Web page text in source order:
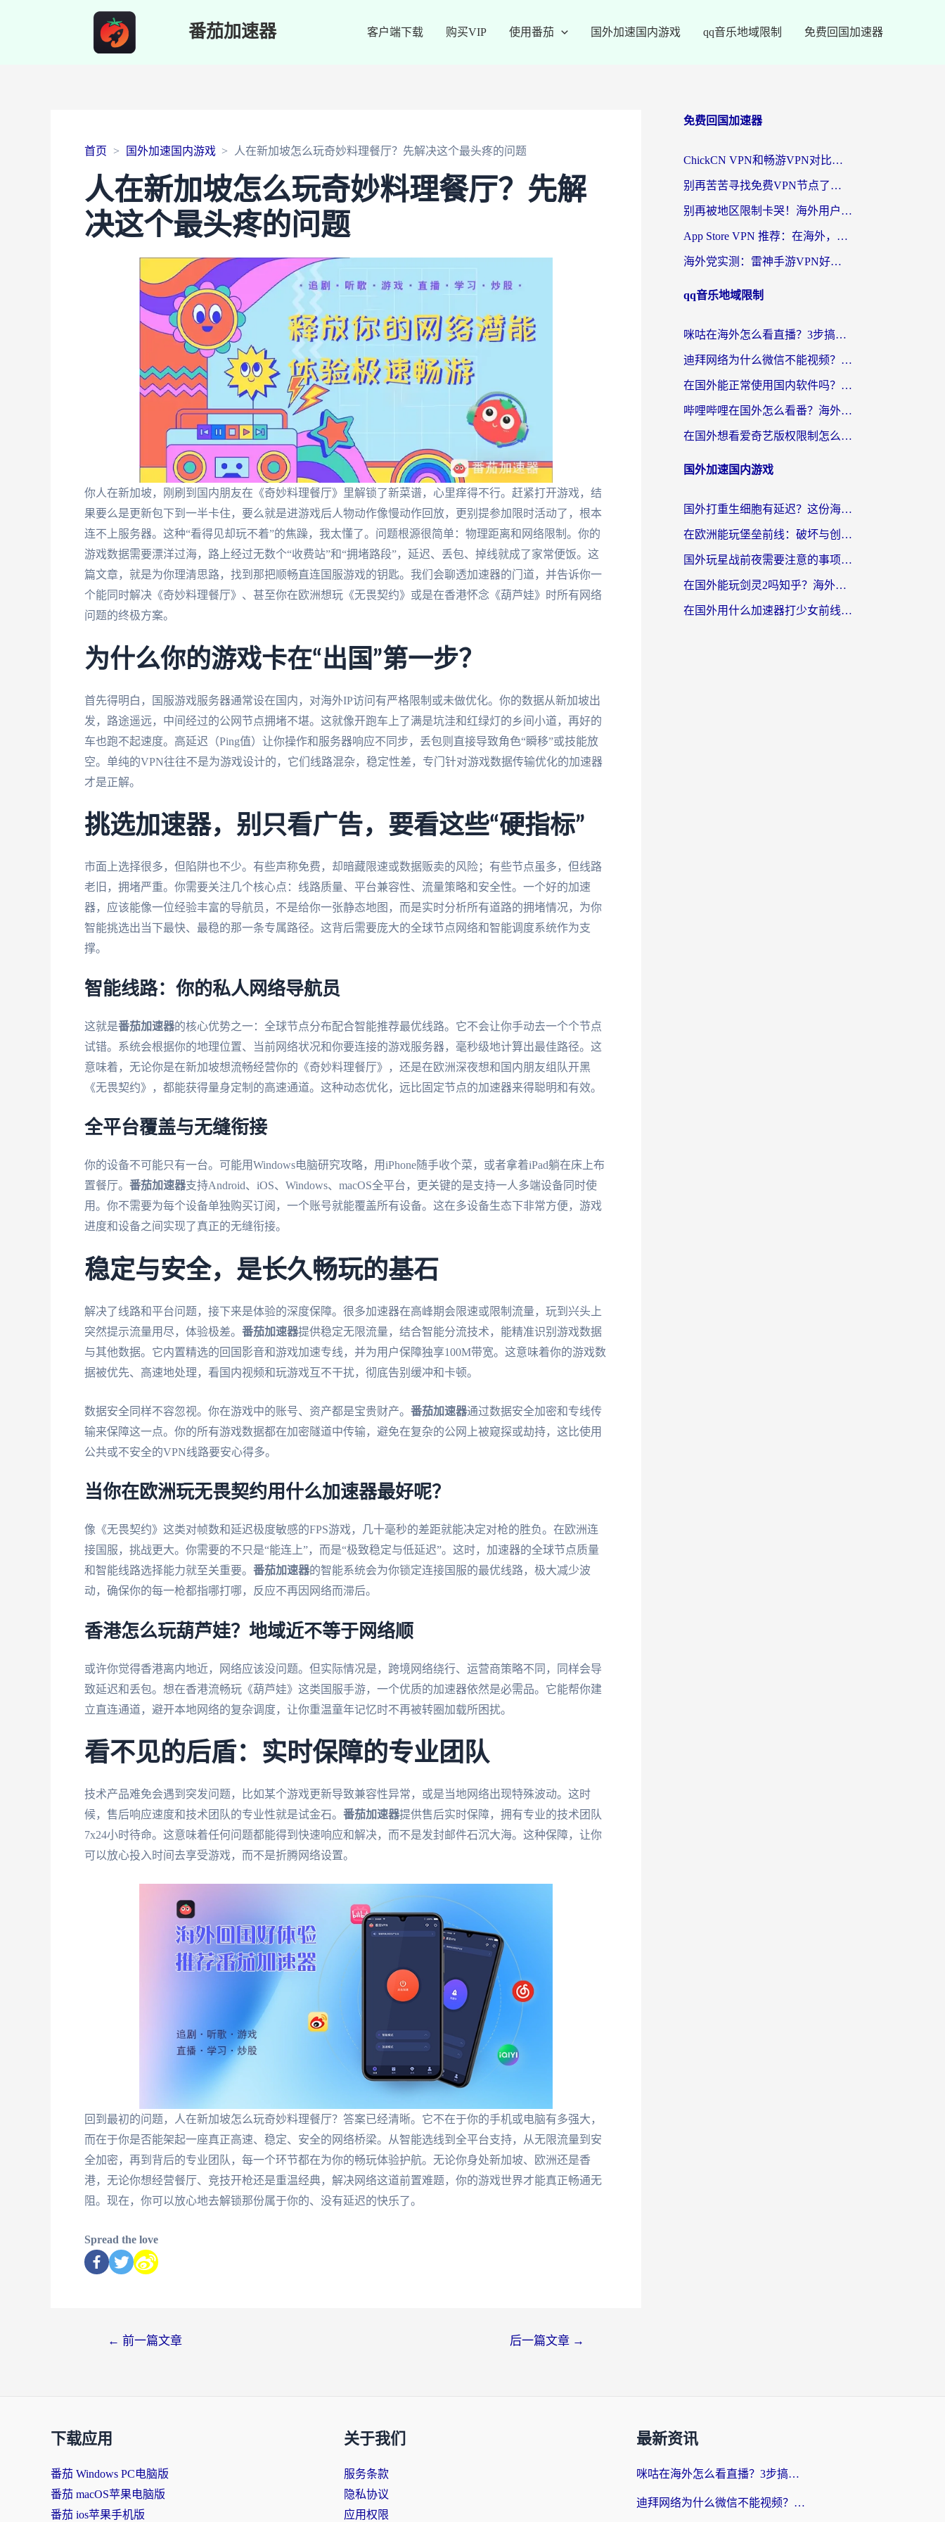
番茄加速器 客户端下载 购买VIP 使用番茄 国外加速国内游戏 qq音乐地域限制 免费回国加速器
首页 国外加速国内游戏 人在新加坡怎么玩奇妙料理餐厅？先解决这个最头疼的问题
人在新加坡怎么玩奇妙料理餐厅？先解
决这个最头疼的问题
你人在新加坡，刚刷到国内朋友在《奇妙料理餐厅》里解锁了新菜谱，心里痒得不行。赶紧打开游戏，结
果要么是更新包下到一半卡住，要么就是进游戏后人物动作像慢动作回放，更别提参加限时活动了，根本
连不上服务器。这种“看得见却玩不着”的焦躁，我太懂了。问题根源很简单：物理距离和网络限制。你的
游戏数据需要漂洋过海，路上经过无数个“收费站”和“拥堵路段”，延迟、丢包、掉线就成了家常便饭。这
篇文章，就是为你理清思路，找到那把顺畅直连国服游戏的钥匙。我们会聊透加速器的门道，并告诉你一
个能同时解决《奇妙料理餐厅》、甚至你在欧洲想玩《无畏契约》或是在香港怀念《葫芦娃》时所有网络
问题的终极方案。
为什么你的游戏卡在“出国”第一步？
首先得明白，国服游戏服务器通常设在国内，对海外IP访问有严格限制或未做优化。你的数据从新加坡出
发，路途遥远，中间经过的公网节点拥堵不堪。这就像开跑车上了满是坑洼和红绿灯的乡间小道，再好的
车也跑不起速度。高延迟（Ping值）让你操作和服务器响应不同步，丢包则直接导致角色“瞬移”或技能放
空。单纯的VPN往往不是为游戏设计的，它们线路混杂，稳定性差，专门针对游戏数据传输优化的加速器
才是正解。
挑选加速器，别只看广告，要看这些“硬指标”
市面上选择很多，但陷阱也不少。有些声称免费，却暗藏限速或数据贩卖的风险；有些节点虽多，但线路
老旧，拥堵严重。你需要关注几个核心点：线路质量、平台兼容性、流量策略和安全性。一个好的加速
器，应该能像一位经验丰富的导航员，不是给你一张静态地图，而是实时分析所有道路的拥堵情况，为你
智能挑选出当下最快、最稳的那一条专属路径。这背后需要庞大的全球节点网络和智能调度系统作为支
撑。
智能线路：你的私人网络导航员
这就是番茄加速器的核心优势之一：全球节点分布配合智能推荐最优线路。它不会让你手动去一个个节点
试错。系统会根据你的地理位置、当前网络状况和你要连接的游戏服务器，毫秒级地计算出最佳路径。这
意味着，无论你是在新加坡想流畅经营你的《奇妙料理餐厅》，还是在欧洲深夜想和国内朋友组队开黑
《无畏契约》，都能获得量身定制的高速通道。这种动态优化，远比固定节点的加速器来得聪明和有效。
全平台覆盖与无缝衔接
你的设备不可能只有一台。可能用Windows电脑研究攻略，用iPhone随手收个菜，或者拿着iPad躺在床上布
置餐厅。 番茄加速器支持Android、iOS、Windows、macOS全平台，更关键的是支持一人多端设备同时使
用。你不需要为每个设备单独购买订阅，一个账号就能覆盖所有设备。这在多设备生态下非常方便，游戏
进度和设备之间实现了真正的无缝衔接。
稳定与安全，是长久畅玩的基石
解决了线路和平台问题，接下来是体验的深度保障。很多加速器在高峰期会限速或限制流量，玩到兴头上
突然提示流量用尽，体验极差。 番茄加速器提供稳定无限流量，结合智能分流技术，能精准识别游戏数据
与其他数据。它内置精选的回国影音和游戏加速专线，并为用户保障独享100M带宽。这意味着你的游戏数
据被优先、高速地处理，看国内视频和玩游戏互不干扰，彻底告别缓冲和卡顿。
数据安全同样不容忽视。你在游戏中的账号、资产都是宝贵财产。 番茄加速器通过数据安全加密和专线传
输来保障这一点。你的所有游戏数据都在加密隧道中传输，避免在复杂的公网上被窥探或劫持，这比使用
公共或不安全的VPN线路要安心得多。
当你在欧洲玩无畏契约用什么加速器最好呢？
像《无畏契约》这类对帧数和延迟极度敏感的FPS游戏，几十毫秒的差距就能决定对枪的胜负。在欧洲连
接国服，挑战更大。你需要的不只是“能连上”，而是“极致稳定与低延迟”。这时，加速器的全球节点质量
和智能线路选择能力就至关重要。 番茄加速器的智能系统会为你锁定连接国服的最优线路，极大减少波
动，确保你的每一枪都指哪打哪，反应不再因网络而滞后。
香港怎么玩葫芦娃？地域近不等于网络顺
或许你觉得香港离内地近，网络应该没问题。但实际情况是，跨境网络绕行、运营商策略不同，同样会导
致延迟和丢包。想在香港流畅玩《葫芦娃》这类国服手游，一个优质的加速器依然是必需品。它能帮你建
立直连通道，避开本地网络的复杂调度，让你重温童年记忆时不再被转圈加载所困扰。
看不见的后盾：实时保障的专业团队
技术产品难免会遇到突发问题，比如某个游戏更新导致兼容性异常，或是当地网络出现特殊波动。这时
候，售后响应速度和技术团队的专业性就是试金石。 番茄加速器提供售后实时保障，拥有专业的技术团队
7x24小时待命。这意味着任何问题都能得到快速响应和解决，而不是发封邮件石沉大海。这种保障，让你
可以放心投入时间去享受游戏，而不是折腾网络设置。
回到最初的问题，人在新加坡怎么玩奇妙料理餐厅？答案已经清晰。它不在于你的手机或电脑有多强大，
而在于你是否能架起一座真正高速、稳定、安全的网络桥梁。从智能选线到全平台支持，从无限流量到安
全加密，再到背后的专业团队，每一个环节都在为你的畅玩体验护航。无论你身处新加坡、欧洲还是香
港，无论你想经营餐厅、竞技开枪还是重温经典，解决网络这道前置难题，你的游戏世界才能真正畅通无
阻。现在，你可以放心地去解锁那份属于你的、没有延迟的快乐了。
Spread the love
← 前一篇文章 后一篇文章 →
免费回国加速器
ChickCN VPN和畅游VPN对比哪个回国效果更好？海外党必看的回国加速器选择指南
别再苦苦寻找免费VPN节点了，这才是海外访问国内资源的正确姿势
别再被地区限制卡哭！海外用户vpn中国下载全攻略，无缝刷剧办公社交
App Store VPN 推荐：在海外，如何找回那扇回家的“任意门”？
海外党实测：雷神手游VPN好用吗？和闪电VPN对比哪个回国效果更好？附小众工具深度测评
qq音乐地域限制
咪咕在海外怎么看直播？3步搞定地域限制，还能畅看腾讯视频与国内热剧
迪拜网络为什么微信不能视频？海外党必看的回国加速全攻略
在国外能正常使用国内软件吗？海外党亲测有效的无缝访问指南
哔哩哔哩在国外怎么看番？海外党追剧看片的终极解决方案
在国外想看爱奇艺版权限制怎么办？海外华人必看的追剧自由指南
国外加速国内游戏
国外打重生细胞有延迟？这份海外畅玩国服游戏加速器终极指南请收好
在欧洲能玩堡垒前线：破坏与创造吗？海外党国服游戏不卡顿的秘密
国外玩星战前夜需要注意的事项：一份来自老玩家的网络生存指南
在国外能玩剑灵2吗知乎？海外党亲测有效的国服游戏加速指南
在国外用什么加速器打少女前线：云图计划不卡？一个老玩家的掏心分享
下载应用
番茄 Windows PC电脑版
番茄 macOS苹果电脑版
番茄 ios苹果手机版
关于我们
服务条款
隐私协议
应用权限
最新资讯
咪咕在海外怎么看直播？3步搞定地域限制，还能畅看腾讯视频与国内热剧
迪拜网络为什么微信不能视频？海外党必看的回国加速全攻略